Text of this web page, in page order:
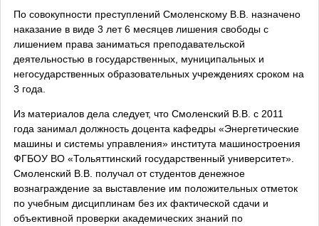
По совокупности преступлений Смоленскому В.В. назначено
наказание в виде 3 лет 6 месяцев лишения свободы с
лишением права заниматься преподавательской
деятельностью в государственных, муниципальных и
негосударственных образовательных учреждениях сроком на
3 года.
Из материалов дела следует, что Смоленский В.В. с 2011
года занимал должность доцента кафедры «Энергетические
машины и системы управления» института машиностроения
ФГБОУ ВО «Тольяттинский государственный университет».
Смоленский В.В. получал от студентов денежное
вознаграждение за выставление им положительных отметок
по учебным дисциплинам без их фактической сдачи и
объективной проверки академических знаний по